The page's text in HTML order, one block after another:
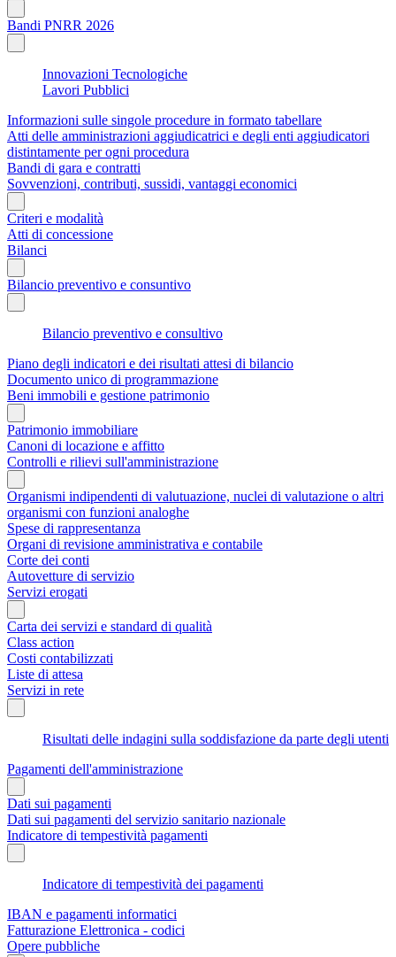
Bandi PNRR 2026
Innovazioni Tecnologiche
Lavori Pubblici
Informazioni sulle singole procedure in formato tabellare
Atti delle amministrazioni aggiudicatrici e degli enti aggiudicatori
distintamente per ogni procedura
Bandi di gara e contratti
Sovvenzioni, contributi, sussidi, vantaggi economici
Criteri e modalità
Atti di concessione
Bilanci
Bilancio preventivo e consuntivo
Bilancio preventivo e consultivo
Piano degli indicatori e dei risultati attesi di bilancio
Documento unico di programmazione
Beni immobili e gestione patrimonio
Patrimonio immobiliare
Canoni di locazione e affitto
Controlli e rilievi sull'amministrazione
Organismi indipendenti di valutuazione, nuclei di valutazione o altri
organismi con funzioni analoghe
Spese di rappresentanza
Organi di revisione amministrativa e contabile
Corte dei conti
Autovetture di servizio
Servizi erogati
Carta dei servizi e standard di qualità
Class action
Costi contabilizzati
Liste di attesa
Servizi in rete
Risultati delle indagini sulla soddisfazione da parte degli utenti
Pagamenti dell'amministrazione
Dati sui pagamenti
Dati sui pagamenti del servizio sanitario nazionale
Indicatore di tempestività pagamenti
Indicatore di tempestività dei pagamenti
IBAN e pagamenti informatici
Fatturazione Elettronica - codici
Opere pubbliche